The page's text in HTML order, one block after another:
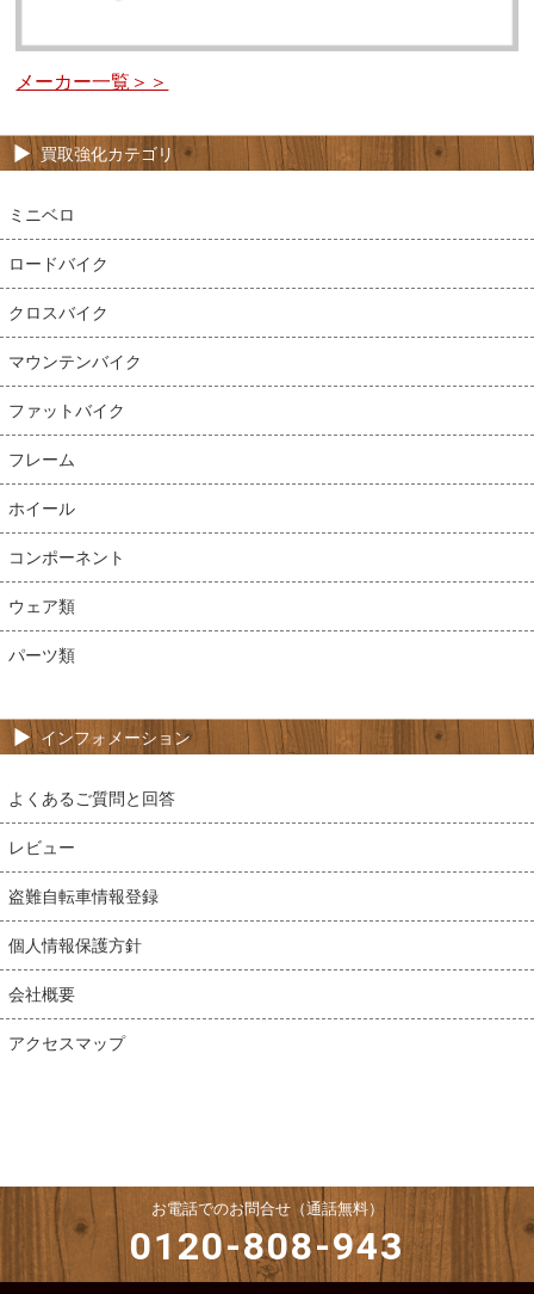
メーカー一覧＞＞
買取強化カテゴリ
ミニベロ
ロードバイク
クロスバイク
マウンテンバイク
ファットバイク
フレーム
ホイール
コンポーネント
ウェア類
パーツ類
インフォメーション
よくあるご質問と回答
レビュー
盗難自転車情報登録
個人情報保護方針
会社概要
アクセスマップ
お電話でのお問合せ（通話無料）
0120-808-943